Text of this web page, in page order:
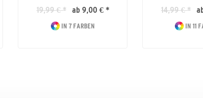
19,99 € * ab 9,00 € *
IN 7 FARBEN
14,99 € *
IN 11